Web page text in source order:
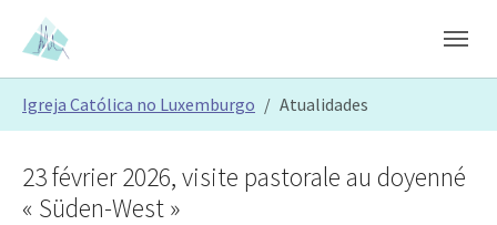
Skip to main content
Skip to page footer
Igreja Católica no Luxemburgo Atualidades
23 février 2026, visite pastorale au doyenné
« Süden-West »